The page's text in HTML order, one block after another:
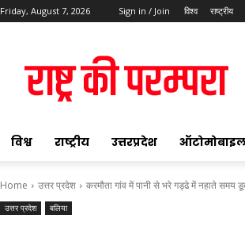
Friday, August 7, 2026 Sign in / Join विश्व राष्ट्रीय
विश्व राष्ट्रीय उत्तरप्रदेश
Home उत्तर प्रदेश करमौता गांव में पानी से भरे गड्ढे में नहाते समय
उत्तर प्रदेश बलिया